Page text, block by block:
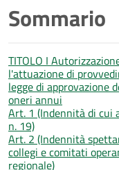
Sommario
TITOLO I
l'attuazione di
legge di approvazione
oneri annui
Art. 1 (Indennità di cui
n. 19)
Art. 2 (Indennità
collegi e comitati
regionale)